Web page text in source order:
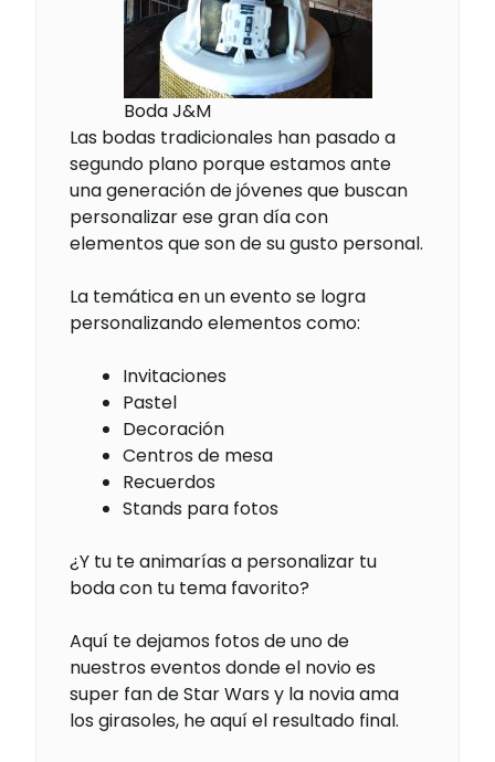
Boda J&M
Las bodas tradicionales han pasado a
segundo plano porque estamos ante
una generación de jóvenes que buscan
personalizar ese gran día con
elementos que son de su gusto personal.
La temática en un evento se logra
personalizando elementos como:
Invitaciones
Pastel
Decoración
Centros de mesa
Recuerdos
Stands para fotos
¿Y tu te animarías a personalizar tu
boda con tu tema favorito?
Aquí te dejamos fotos de uno de
nuestros eventos donde el novio es
super fan de Star Wars y la novia ama
los girasoles, he aquí el resultado final.